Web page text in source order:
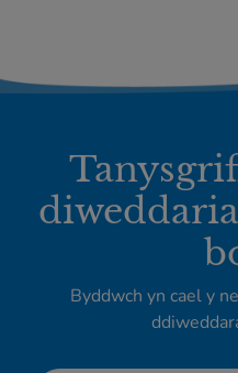
Byddwch yn cael y